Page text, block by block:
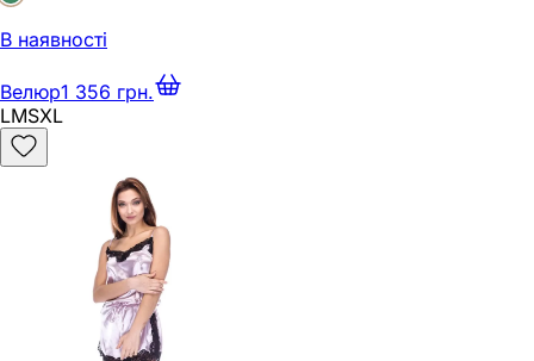
В наявності
Велюр1 356 грн.
LMSXL